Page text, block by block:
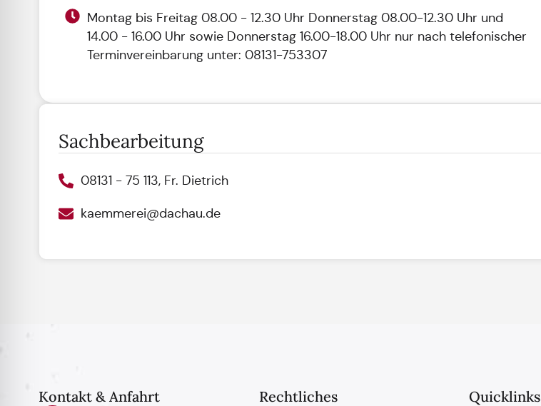
Montag bis Freitag 08.00 - 12.30 Uhr Donnerstag 08.00-12.30 Uhr und
14.00 - 16.00 Uhr sowie Donnerstag 16.00-18.00 Uhr nur nach telefonischer
Terminvereinbarung unter: 08131-753307
Sachbearbeitung
08131 - 75 113, Fr. Dietrich
kaemmerei@dachau.de
Kontakt & Anfahrt Rechtliches Quicklinks